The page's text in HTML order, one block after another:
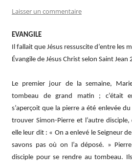
Laisser un commentaire
EVANGILE
Il fallait que Jésus ressuscite d’entre les
Évangile de Jésus Christ selon Saint Jean
Le premier jour de la semaine,
tombeau de grand matin ; c’était
s’aperçoit que la pierre a été enlevée
trouver Simon-Pierre et l’autre
elle leur dit : « On a enlevé le Seigneur
savons pas où on l’a déposé. »
disciple pour se rendre au tombeau.